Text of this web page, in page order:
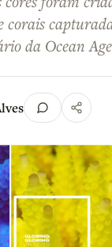
corais
da Ocean